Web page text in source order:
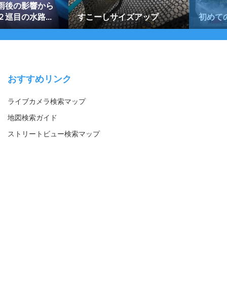
の影響から
目の水路...
すこーしサイズアップ 初めて
おすすめリンク
ライブカメラ検索マップ
地図検索ガイド
ストリートビュー検索マップ